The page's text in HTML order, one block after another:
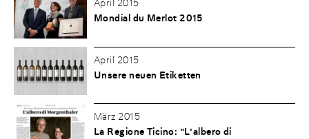
April 2015
Mondial du Merlot 2015
April 2015
Unsere neuen Etiketten
März 2015
La Regione Ticino: "L'albero di